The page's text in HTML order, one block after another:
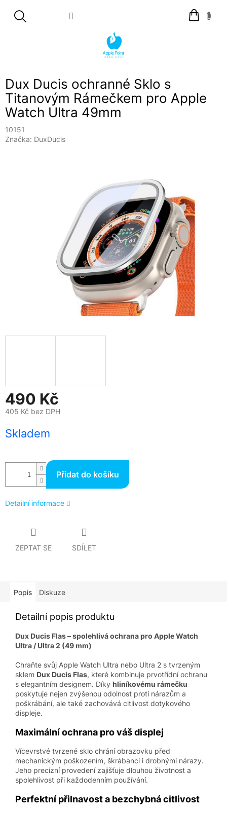
Nákupní
košík
Dux Ducis ochranné Sklo s
Titanovým Rámečkem pro Apple
Watch Ultra 49mm
10151
Značka: DuxDucis
490 Kč
405 Kč bez DPH
cena:
Skladem
Přidat do košíku
Detailní informace
ZEPTAT SE SDÍLET
Popis Diskuze
Detailní popis produktu
Dux Ducis Flas – spolehlivá ochrana pro Apple Watch
Ultra / Ultra 2 (49 mm)
Chraňte svůj Apple Watch Ultra nebo Ultra 2 s tvrzeným
sklem Dux Ducis Flas, které kombinuje prvotřídní ochranu
s elegantním designem. Díky hliníkovému rámečku
poskytuje nejen zvýšenou odolnost proti nárazům a
poškrábání, ale také zachovává citlivost dotykového
displeje.
Maximální ochrana pro váš displej
Vícevrstvé tvrzené sklo chrání obrazovku před
mechanickým poškozením, škrábanci i drobnými nárazy.
Jeho precizní provedení zajišťuje dlouhou životnost a
spolehlivost při každodenním používání.
Perfektní přilnavost a bezchybná citlivost